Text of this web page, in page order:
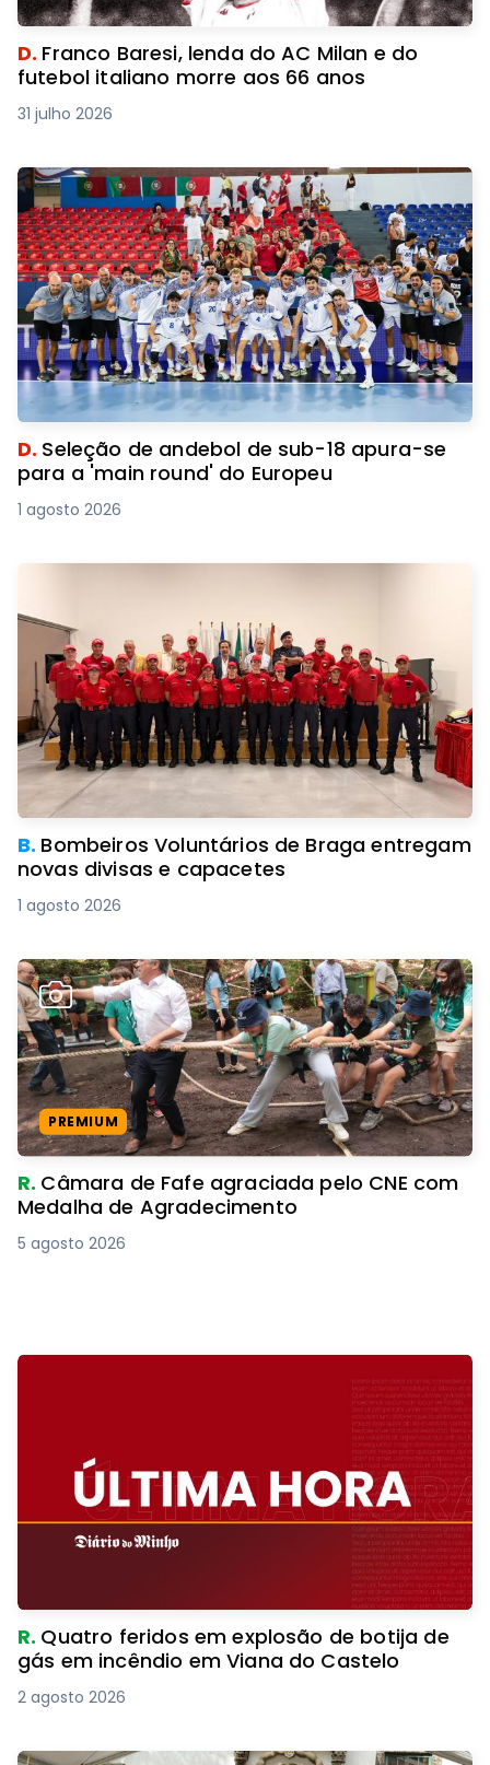
D. Franco Baresi, lenda do AC Milan e do
futebol italiano morre aos 66 anos
31 julho 2026
D. Seleção de andebol de sub-18 apura-se
para a 'main round' do Europeu
1 agosto 2026
B. Bombeiros Voluntários de Braga entregam
novas divisas e capacetes
1 agosto 2026
PREMIUM
R. Câmara de Fafe agraciada pelo CNE com
Medalha de Agradecimento
5 agosto 2026
R. Quatro feridos em explosão de botija de
gás em incêndio em Viana do Castelo
2 agosto 2026